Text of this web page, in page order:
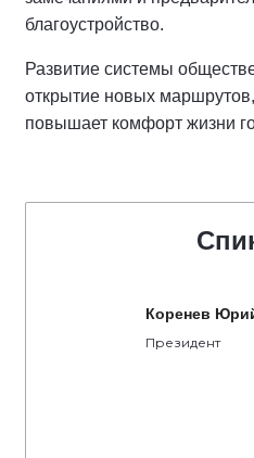
благоустройство.
Развитие системы
открытие новых
повышает комфорт жизни
Коренев
Президент